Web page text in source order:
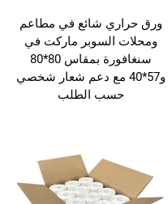
ورق حراري شائع في مطاعم
ومحلات السوبر ماركت في
سنغافورة بمقاس 80*80
و57*40 مع دعم شعار شخصي
حسب الطلب